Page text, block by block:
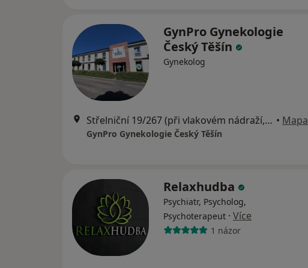
GynPro Gynekologie
Český Těšín
Gynekolog
Střelniční 19/267 (při vlakovém nádraží, naproti hotelu Piast), Český Těšín • Mapa
GynPro Gynekologie Český Těšín
Relaxhudba
Psychiatr, Psycholog,
Psychoterapeut · Více
1 názor